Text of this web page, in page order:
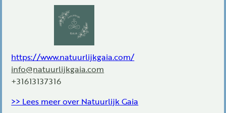
https://www.natuurlijkgaia.com/
info@natuurlijkgaia.com
+31613137316
>> Lees meer over Natuurlijk Gaia